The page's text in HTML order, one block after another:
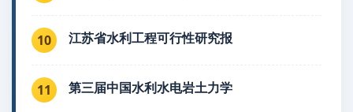
10 江苏省水利工程可行性研究报
11 第三届中国水利水电岩土力学